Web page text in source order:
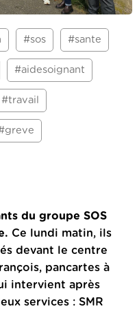
#sos #sante
#aidesoignant
#travail
du groupe SOS
Ce lundi matin, ils
devant le centre
pancartes à
intervient après
services : SMR